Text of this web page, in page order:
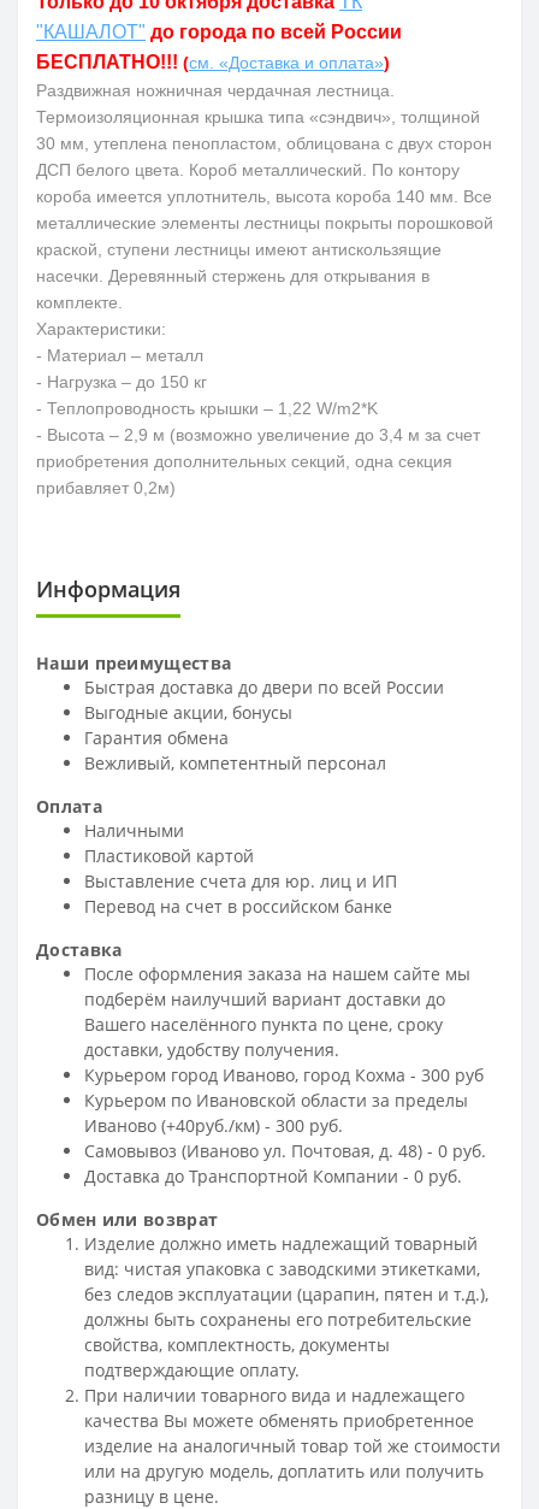
"КАШАЛОТ" до города по всей России
БЕСПЛАТНО!!! (см. «Доставка и оплата»)
Раздвижная ножничная чердачная лестница.
Термоизоляционная крышка типа «сэндвич», толщиной
30 мм, утеплена пенопластом, облицована с двух сторон
ДСП белого цвета. Короб металлический. По контору
короба имеется уплотнитель, высота короба 140 мм. Все
металлические элементы лестницы покрыты порошковой
краской, ступени лестницы имеют антискользящие
насечки. Деревянный стержень для открывания в
комплекте.
Характеристики:
- Материал – металл
- Нагрузка – до 150 кг
- Теплопроводность крышки – 1,22 W/m2*K
- Высота – 2,9 м (возможно увеличение до 3,4 м за счет
приобретения дополнительных секций, одна секция
прибавляет 0,2м)
Информация
Наши преимущества
Быстрая доставка до двери по всей России
Выгодные акции, бонусы
Гарантия обмена
Вежливый, компетентный персонал
Оплата
Наличными
Пластиковой картой
Выставление счета для юр. лиц и ИП
Перевод на счет в российском банке
Доставка
После оформления заказа на нашем сайте мы
подберём наилучший вариант доставки до
Вашего населённого пункта по цене, сроку
доставки, удобству получения.
Курьером город Иваново, город Кохма - 300 руб
Курьером по Ивановской области за пределы
Иваново (+40руб./км) - 300 руб.
Самовывоз (Иваново ул. Почтовая, д. 48) - 0 руб.
Доставка до Транспортной Компании - 0 руб.
Обмен или возврат
Изделие должно иметь надлежащий товарный
вид: чистая упаковка с заводскими этикетками,
без следов эксплуатации (царапин, пятен и т.д.),
должны быть сохранены его потребительские
свойства, комплектность, документы
подтверждающие оплату.
При наличии товарного вида и надлежащего
качества Вы можете обменять приобретенное
изделие на аналогичный товар той же стоимости
или на другую модель, доплатить или получить
разницу в цене.